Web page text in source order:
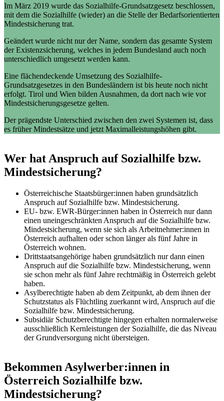
Im März 2019 wurde das Sozialhilfe-Grundsatzgesetz beschlossen,
mit dem die Sozialhilfe (wieder) an die Stelle der Bedarfsorientierten
Mindestsicherung trat.
Geändert wurde nicht nur der Name, sondern das gesamte System
der Existenzsicherung, welches in jedem Bundesland auch noch
unterschiedlich umgesetzt werden kann.
Eine flächendeckende Umsetzung des Sozialhilfe-
Grundsatzgesetzes in den Bundesländern ist bis heute noch nicht
erfolgt. Tirol und Wien bilden Ausnahmen, da dort nach wie vor
Mindestsicherungsgesetze gelten.
Der prägendste Unterschied zwischen den zwei Systemen ist, dass
es früher Mindestsätze und jetzt Maximalleistungshöhen gibt.
Wer hat Anspruch auf Sozialhilfe bzw.
Mindestsicherung?
Österreichische Staatsbürger:innen haben grundsätzlich
Anspruch auf Sozialhilfe bzw. Mindestsicherung.
EU- bzw. EWR-Bürger:innen haben in Österreich nur dann
einen uneingeschränkten Anspruch auf die Sozialhilfe bzw.
Mindestsicherung, wenn sie sich als Arbeitnehmer:innen in
Österreich aufhalten oder schon länger als fünf Jahre in
Österreich wohnen.
Drittstaatsangehörige haben grundsätzlich nur dann einen
Anspruch auf die Sozialhilfe bzw. Mindestsicherung, wenn
sie schon mehr als fünf Jahre rechtmäßig in Österreich gelebt
haben.
Asylberechtigte haben ab dem Zeitpunkt, ab dem ihnen der
Schutzstatus als Flüchtling zuerkannt wird, Anspruch auf die
Sozialhilfe bzw. Mindestsicherung.
Subsidiär Schutzberechtigte hingegen erhalten normalerweise
ausschließlich Kernleistungen der Sozialhilfe, die das Niveau
der Grundversorgung nicht übersteigen.
Bekommen Asylwerber:innen in
Österreich Sozialhilfe bzw.
Mindestsicherung?